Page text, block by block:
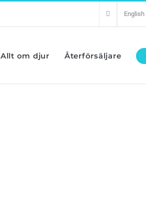
English
Allt om djur Återförsäljare